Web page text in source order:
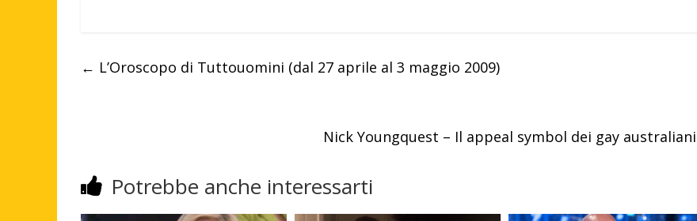
← L’Oroscopo di Tuttouomini (dal 27 aprile al 3 maggio 2009)
Nick Youngquest – Il appeal symbol dei gay australiani
Potrebbe anche interessarti